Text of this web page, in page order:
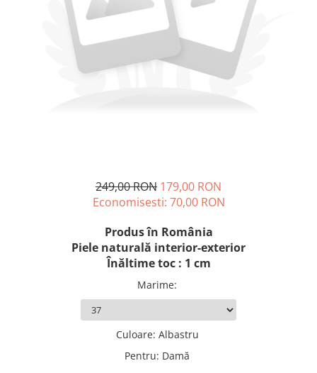
249,00 RON 179,00 RON
Economisesti: 70,00 RON
Produs în România
Piele naturală interior-exterior
Înăltime toc : 1 cm
Marime:
Culoare: Albastru
Pentru: Damă